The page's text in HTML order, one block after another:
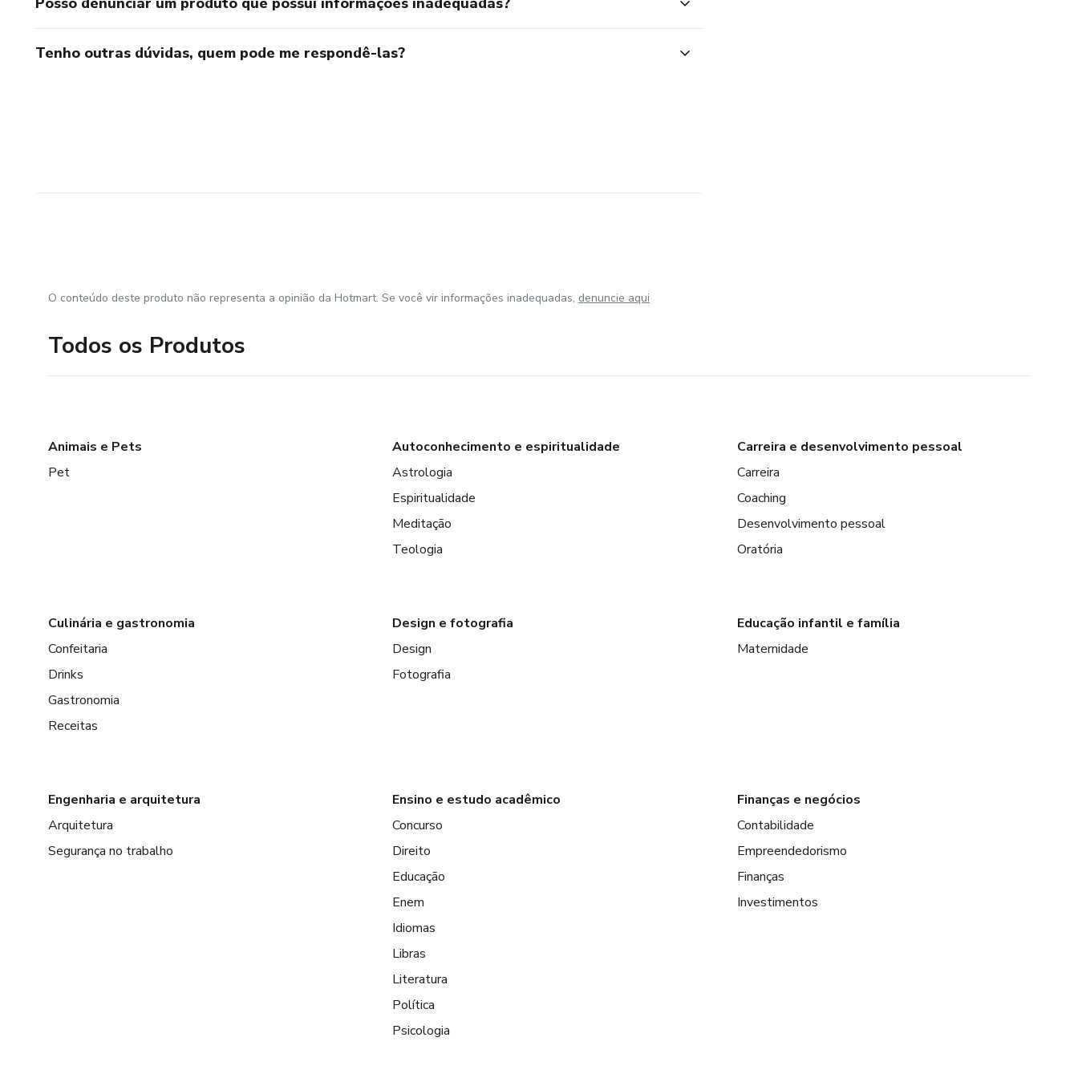
Tenho outras dúvidas, quem pode me respondê-las?
O conteúdo deste produto não representa a opinião da Hotmart. Se você vir informações inadequadas, denuncie aqui
Todos os Produtos
Animais e Pets
Pet
Autoconhecimento e espiritualidade
Astrologia
Espiritualidade
Meditação
Teologia
Carreira e desenvolvimento pessoal
Carreira
Coaching
Desenvolvimento pessoal
Oratória
Culinária e gastronomia
Confeitaria
Drinks
Gastronomia
Receitas
Design e fotografia
Design
Fotografia
Educação infantil e família
Maternidade
Engenharia e arquitetura
Arquitetura
Segurança no trabalho
Ensino e estudo acadêmico
Concurso
Direito
Educação
Enem
Idiomas
Libras
Literatura
Política
Psicologia
Finanças e negócios
Contabilidade
Empreendedorismo
Finanças
Investimentos